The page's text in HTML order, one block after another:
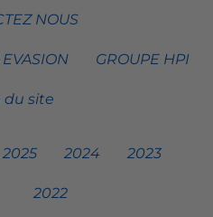
NOUS
GROUPE HPI
du site
2025 2024 2023
2022